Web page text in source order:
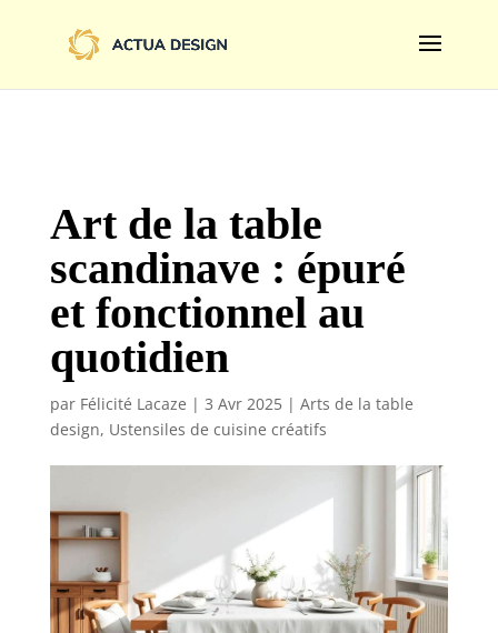
family=Limelight&display=swap');
Art de la table
scandinave : épuré
et fonctionnel au
quotidien
par Félicité Lacaze | 3 Avr 2025| Arts de la table
design, Ustensiles de cuisine créatifs